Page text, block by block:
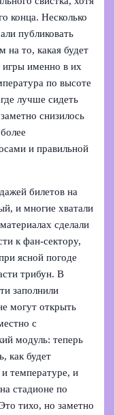
конца. Несколько
публиковать
на то, какая будет
игры именно в их
по высоте
лучше сидеть
снизилось
и правильной
билетов на
и многие хватали
сделали
к фан-сектору,
ясной погоде
трибун. В
заполнили
могут открыть
с
модуль: теперь
как будет
и температуре, и
стадионе по
тихо, но заметно